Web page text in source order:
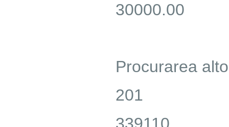
30000.00
Procurarea
201